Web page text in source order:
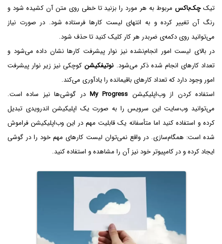
تیکچک‌باکسمربوط به هر مورد را بزنید تا خطی روی متن آن کشیده شود و
رنگ آن تغییر کرده و به انتهای لیست کارها فرستاده شود. در صورت نیاز
می‌توانید روی دکمه‌ی ضربدر هر کار کلیک کنید تا حذف شود.
در بالای لیست امور انجام‌نشده نیز نوار پیشرفت کارها نشان داده می‌شود و
تعداد کارهای انجام شده ذکر می‌شود. نوتیفکیشنکوچکی نیز زیر نوار پیشرفت
امور وجود دارد که تعداد کارهای باقیمانده را یادآوری می‌کند.
استفاده کردن از وب‌اپلیکیشن My Progress در گوشی‌ها نیز ساده است.
می‌توانید وب‌سایت این سرویس را به صورت یک اپلیکیشن اندرویدی تبدیل
کرده و استفاده کنید اما متأسفانه یک قابلیت مهم در این وب‌اپلیکیشن فراموش
شده است: همگام‌سازی. در واقع نمی‌توان لیست کارهای مهم خود را در گوشی
ایجاد کرده و در کامپیوتر خود نیز آن را مشاهده و استفاده کنید.